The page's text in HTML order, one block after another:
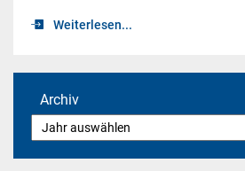
Weiterlesen...
Archiv